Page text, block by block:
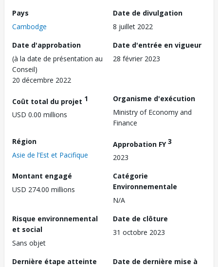
Pays
Cambodge
Date de divulgation
8 juillet 2022
Date d'approbation
(à la date de présentation au
Conseil)
20 décembre 2022
Date d'entrée en vigueur
28 février 2023
Coût total du projet 1
USD 0.00 millions
Organisme d'exécution
Ministry of Economy and
Finance
Région
Asie de l’Est et Pacifique
Approbation FY3
2023
Montant engagé
USD 274.00 millions
Catégorie
Environnementale
N/A
Risque environnemental
et social
Sans objet
Date de clôture
31 octobre 2023
Dernière étape atteinte
Date de dernière mise à